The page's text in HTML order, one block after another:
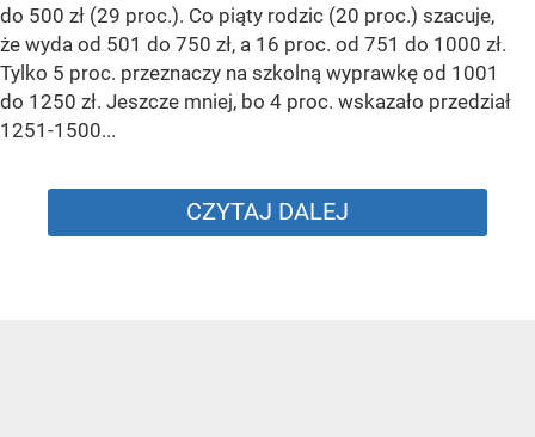
do 500 zł (29 proc.). Co piąty rodzic (20 proc.) szacuje,
że wyda od 501 do 750 zł, a 16 proc. od 751 do 1000 zł.
Tylko 5 proc. przeznaczy na szkolną wyprawkę od 1001
do 1250 zł. Jeszcze mniej, bo 4 proc. wskazało przedział
1251-1500...
CZYTAJ DALEJ